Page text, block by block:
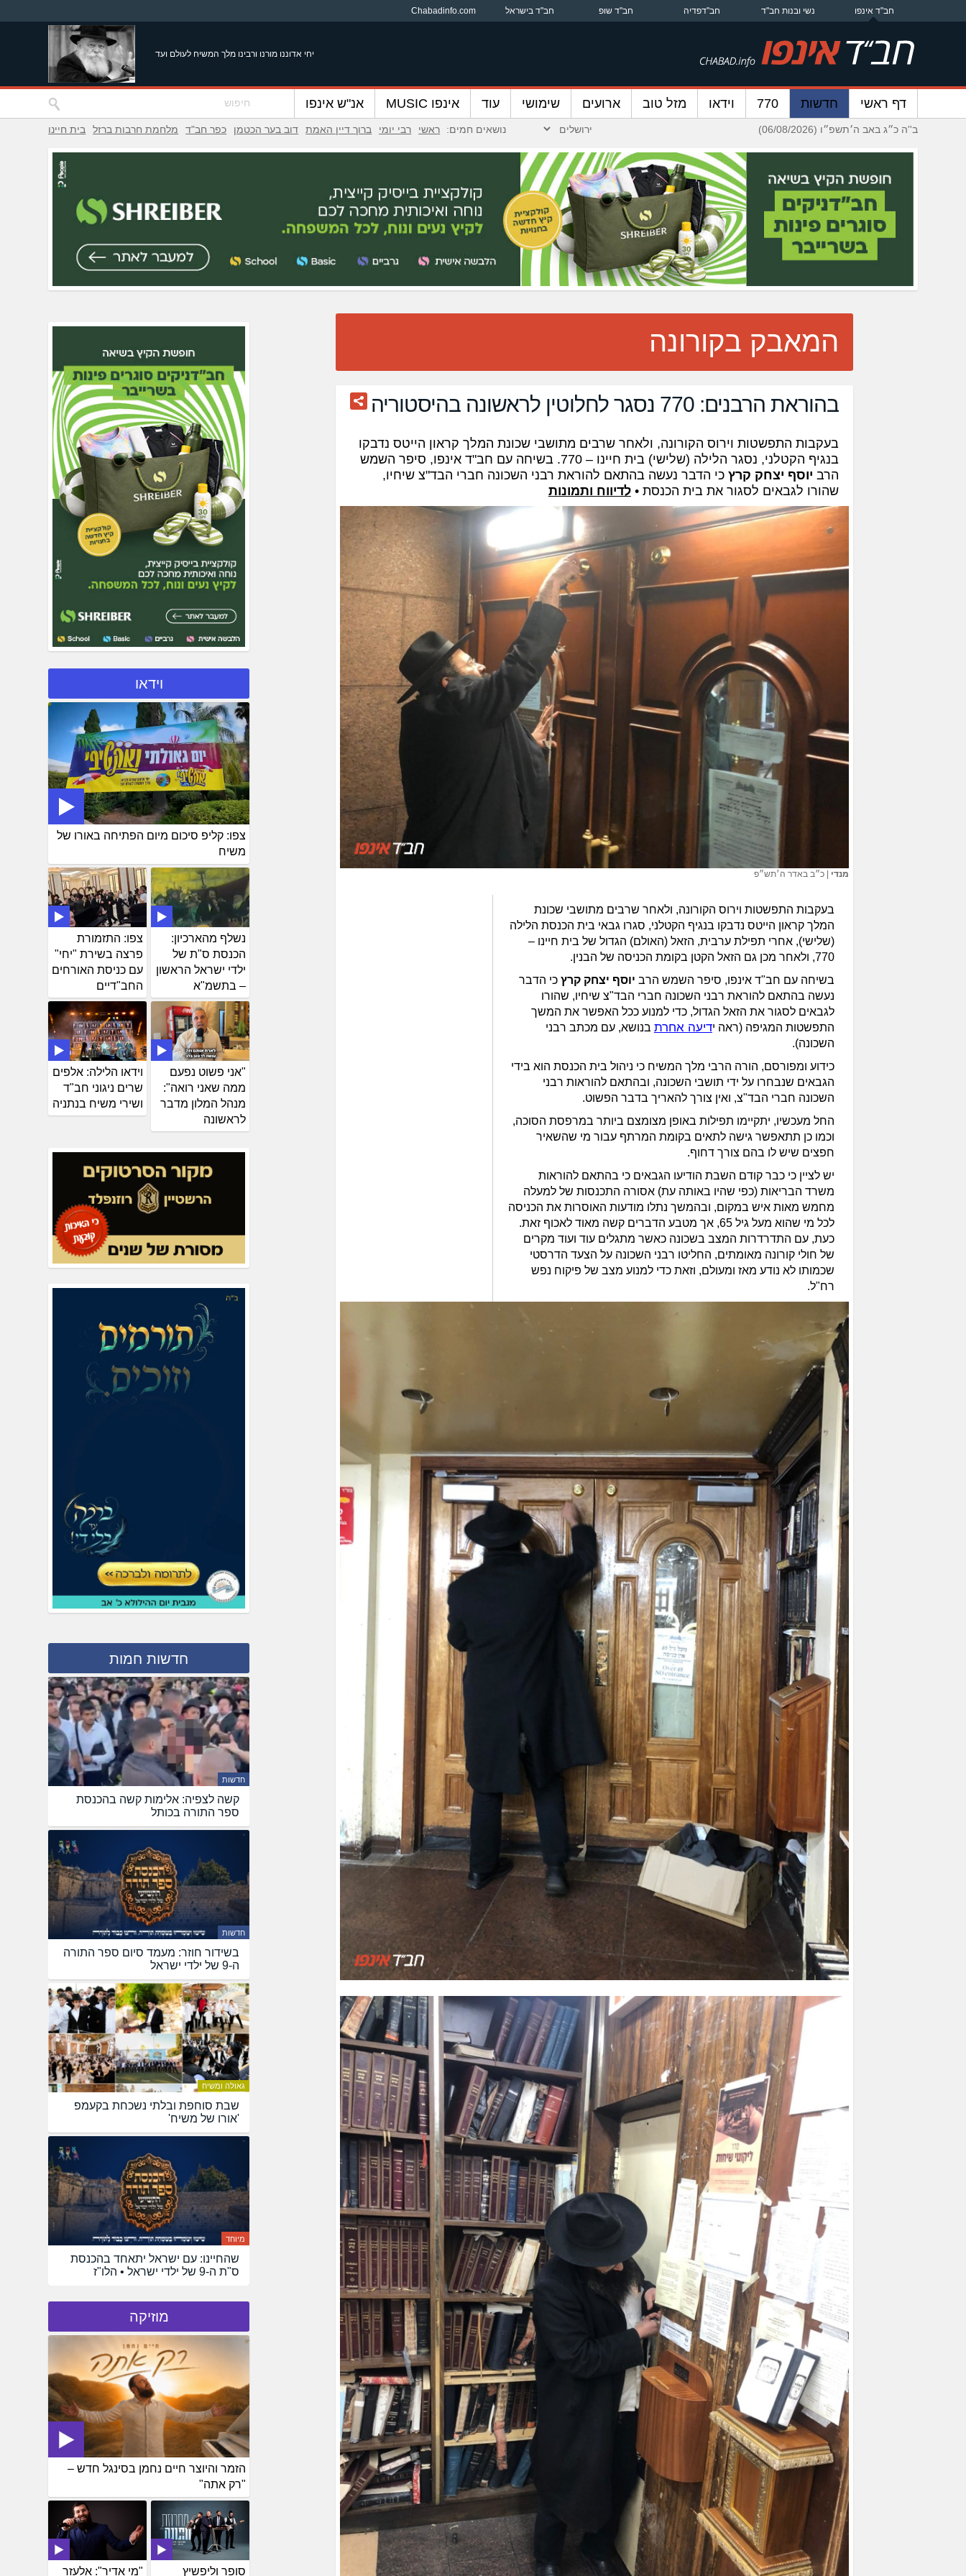
חב"ד אינפו נשי ובנות חב"ד חב"דפדיה חב"ד שופ חב"ד בישראל Chabadinfo.com
יחי אדוננו מורנו ורבינו מלך המשיח לעולם ועד
דף ראשי חדשות 770 וידאו מזל טוב ארועים שימושי עוד אינפו MUSIC אנ"ש אינפו
ב''ה כ״ג באב ה׳תשפ״ו (06/08/2026) נושאים חמים: ראשי רבי יומי ברוך דיין האמת דוב בער הכטמן כפר חב"ד מלחמת חרבות ברזל בית חיינו
המאבק בקורונה
בהוראת הרבנים: 770 נסגר לחלוטין לראשונה בהיסטוריה
בעקבות התפשטות וירוס הקורונה, ולאחר שרבים מתושבי שכונת המלך קראון הייטס נדבקו
בנגיף הקטלני, נסגר הלילה (שלישי) בית חיינו – 770. בשיחה עם חב"ד אינפו, סיפר השמש
הרב יוסף יצחק קרץכי הדבר נעשה בהתאם להוראת רבני השכונה חברי הבד"צ שיחיו,
שהורו לגבאים לסגור את בית הכנסת •לדיווח ותמונות
מנדי |כ״ב באדר ה׳תש״פ
בעקבות התפשטות וירוס הקורונה, ולאחר שרבים מתושבי שכונת
המלך קראון הייטס נדבקו בנגיף הקטלני, סגרו גבאי בית הכנסת הלילה
(שלישי), אחרי תפילת ערבית, הזאל (האולם) הגדול של בית חיינו –
770, ולאחר מכן גם הזאל הקטן בקומת הכניסה של הבנין.
בשיחה עם חב"ד אינפו, סיפר השמש הרב יוסף יצחק קרץ כי הדבר
נעשה בהתאם להוראת רבני השכונה חברי הבד"צ שיחיו, שהורו
לגבאים לסגור את הזאל הגדול, כדי למנוע ככל האפשר את המשך
התפשטות המגיפה (ראה ידיעה אחרת בנושא, עם מכתב רבני
השכונה).
כידוע ומפורסם, הורה הרבי מלך המשיח כי ניהול בית הכנסת הוא בידי
הגבאים שנבחרו על ידי תושבי השכונה, ובהתאם להוראות רבני
השכונה חברי הבד"צ, ואין צורך להאריך בדבר הפשוט.
החל מעכשיו, יתקיימו תפילות באופן מצומצם ביותר במרפסת הסוכה,
וכמו כן תתאפשר גישה לתאים בקומת המרתף עבור מי שהשאיר
חפצים שיש לו בהם צורך דחוף.
יש לציין כי כבר קודם השבת הודיעו הגבאים כי בהתאם להוראות
משרד הבריאות (כפי שהיו באותה עת) אסורה התכנסות של למעלה
מחמש מאות איש במקום, ובהמשך נתלו מודעות האוסרות את הכניסה
לכל מי שהוא מעל גיל 65, אך מטבע הדברים קשה מאוד לאכוף זאת.
כעת, עם התדרדרות המצב בשכונה כאשר מתגלים עוד ועוד מקרים
של חולי קורונה מאומתים, החליטו רבני השכונה על הצעד הדרסטי
שכמותו לא נודע מאז ומעולם, וזאת כדי למנוע מצב של פיקוח נפש
רח"ל.
וידאו
צפו: קליפ סיכום מיום הפתיחה באורו של
משיח
צפו: התזמורת
פרצה בשירת "יחי"
עם כניסת האורחים
החב"דיים
נשלף מהארכיון:
הכנסת ס"ת של
ילדי ישראל הראשון
– בתשמ"א
וידאו הלילה: אלפים
שרים ניגוני חב"ד
ושירי משיח בנתניה
"אני פשוט נפעם
ממה שאני רואה":
מנהל המלון מדבר
לראשונה
חדשות חמות
חדשות
קשה לצפיה: אלימות קשה בהכנסת
ספר התורה בכותל
חדשות
בשידור חוזר: מעמד סיום ספר התורה
ה-9 של ילדי ישראל
גאולה ומשיח
שבת סוחפת ובלתי נשכחת בקעמפ
'אורו של משיח'
מיוחד
שהחיינו: עם ישראל יתאחד בהכנסת
ס"ת ה-9 של ילדי ישראל • הלו"ז
מוזיקה
הזמר והיוצר חיים נחמן בסינגל חדש –
"רק אתה"
"מי אדיר": אלעזר סופר וליפשיץ